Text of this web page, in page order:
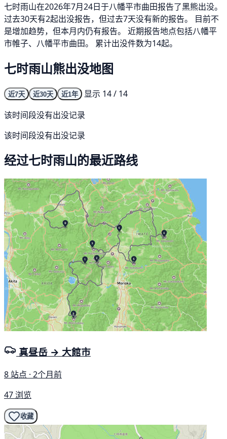
七时雨山在2026年7月24日于八幡平市曲田报告了黑熊出没。
过去30天有2起出没报告，但过去7天没有新的报告。 目前不
是增加趋势，但本月内仍有报告。 近期报告地点包括八幡平
市帷子、八幡平市曲田。 累计出没件数为14起。
七时雨山熊出没地图
近7天 近30天 近1年
显示 14 / 14
该时间段没有出没记录
该时间段没有出没记录
经过七时雨山的最近路线
真昼岳 → 大館市
8 站点 · 2个月前
47 浏览
收藏